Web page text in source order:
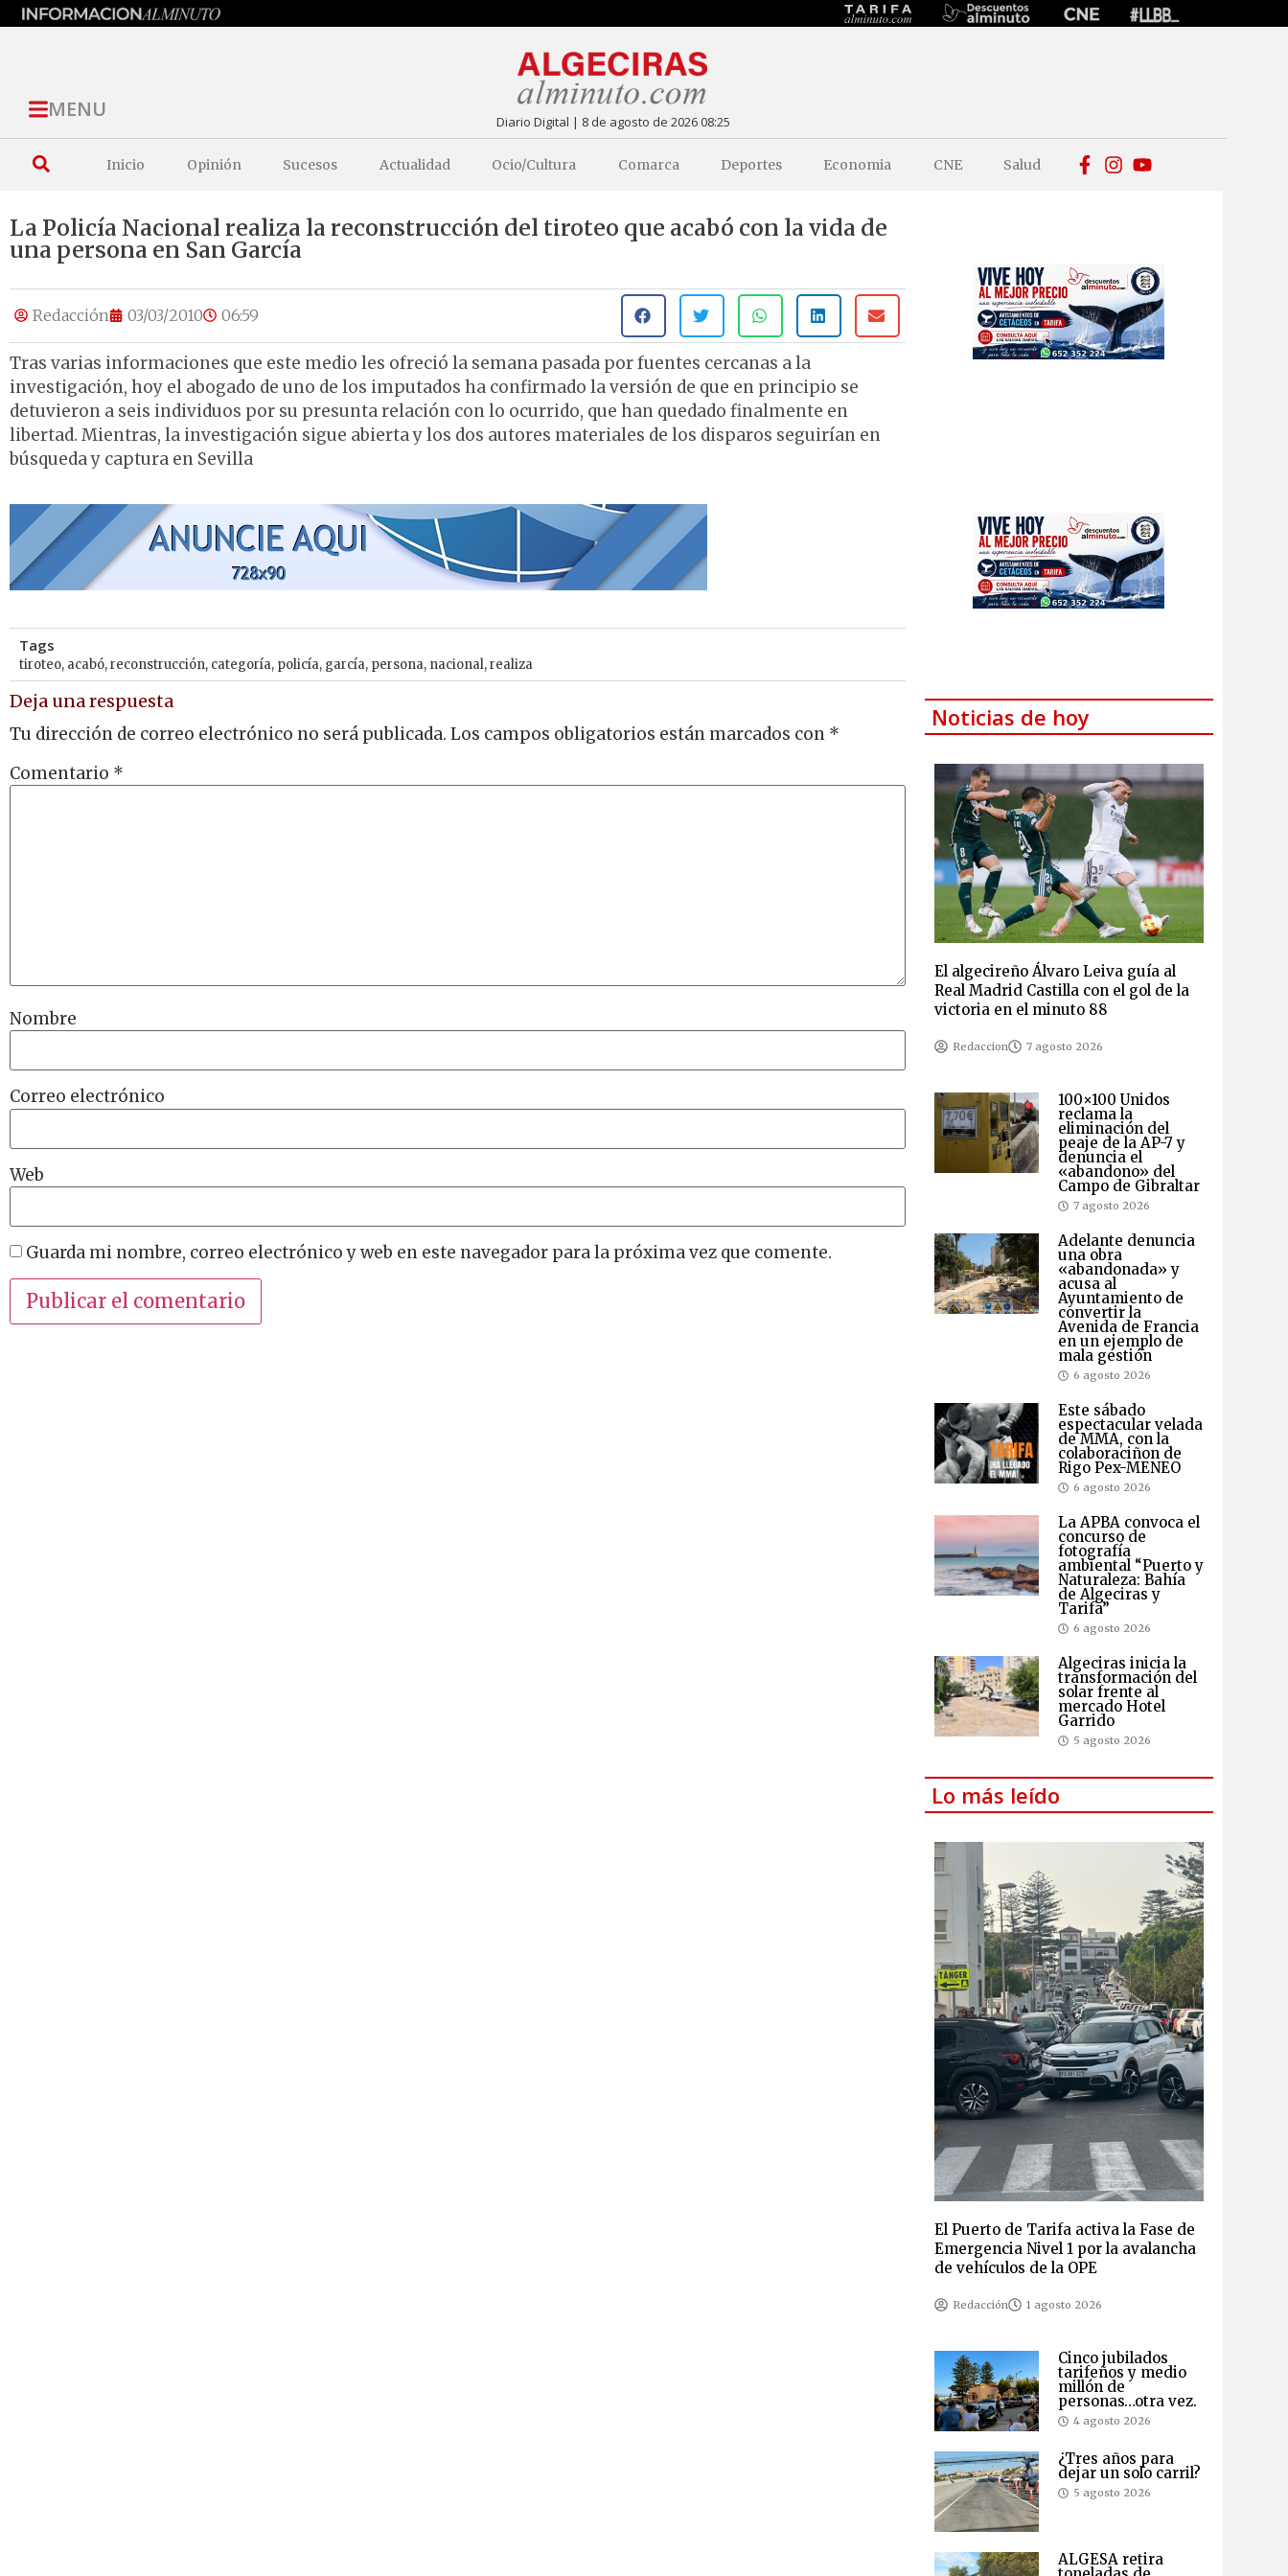
MENU Diario Digital | 8 de agosto de 2026 08:25
Inicio Opinión Sucesos Actualidad Ocio/Cultura Comarca Deportes Economia CNE Salud
La Policía Nacional realiza la reconstrucción del tiroteo que acabó con la vida de
una persona en San García
Redacción 03/03/2010 06:59
Tras varias informaciones que este medio les ofreció la semana pasada por fuentes cercanas a la
investigación, hoy el abogado de uno de los imputados ha confirmado la versión de que en principio se
detuvieron a seis individuos por su presunta relación con lo ocurrido, que han quedado finalmente en
libertad. Mientras, la investigación sigue abierta y los dos autores materiales de los disparos seguirían en
búsqueda y captura en Sevilla
Tags
tiroteo, acabó,reconstrucción, categoría, policía, garcía, persona, nacional,realiza
Deja una respuesta
Tu dirección de correo electrónico no será publicada. Los campos obligatorios están marcados con *
Comentario *
Nombre
Correo electrónico
Web
Guarda mi nombre, correo electrónico y web en este navegador para la próxima vez que comente.
Noticias de hoy
El algecireño Álvaro Leiva guía al
Real Madrid Castilla con el gol de la
victoria en el minuto 88
Redaccion 7 agosto 2026
100×100 Unidos
reclama la
eliminación del
peaje de la AP-7 y
denuncia el
«abandono» del
Campo de Gibraltar
7 agosto 2026
Adelante denuncia
una obra
«abandonada» y
acusa al
Ayuntamiento de
convertir la
Avenida de Francia
en un ejemplo de
mala gestión
6 agosto 2026
Este sábado
espectacular velada
de MMA, con la
colaboraciñon de
Rigo Pex-MENEO
6 agosto 2026
La APBA convoca el
concurso de
fotografía
ambiental “Puerto y
Naturaleza: Bahía
de Algeciras y
Tarifa”
6 agosto 2026
Algeciras inicia la
transformación del
solar frente al
mercado Hotel
Garrido
5 agosto 2026
Lo más leído
El Puerto de Tarifa activa la Fase de
Emergencia Nivel 1 por la avalancha
de vehículos de la OPE
Redacción 1 agosto 2026
Cinco jubilados
tarifeños y medio
millón de
personas…otra vez.
4 agosto 2026
¿Tres años para
dejar un solo carril?
5 agosto 2026
ALGESA retira